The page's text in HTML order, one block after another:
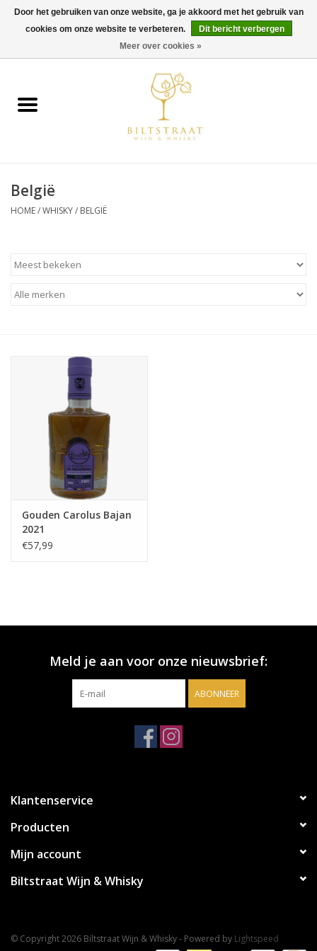
0 Artikelen - €0,00
Wijn
Gin & Tonic
Gedestilleerd
Relatiegeschenken
Over ons
België
HOME/WHISKY/ BELGIË
Gouden Carolus Bajan
2021
€57,99
Meld je aan voor onze nieuwsbrief:
ABONNEER
Klantenservice
Producten
Mijn account
Biltstraat Wijn & Whisky
© Copyright 2026 Biltstraat Wijn & Whisky - Powered by Lightspeed
Door het gebruiken van onze website, ga je akkoord met het gebruik van
cookies om onze website te verbeteren.
Dit bericht verbergen
Meer over cookies »